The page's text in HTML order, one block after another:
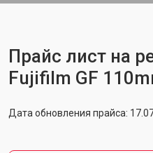
Прайс лист на
Fujifilm GF
Дата обновления прайса: